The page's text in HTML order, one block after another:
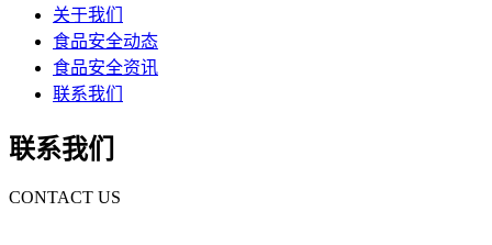
关于我们
食品安全动态
食品安全资讯
联系我们
联系我们
CONTACT US